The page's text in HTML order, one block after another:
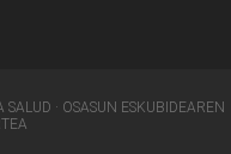
· OSASUN ESKUBIDEAREN